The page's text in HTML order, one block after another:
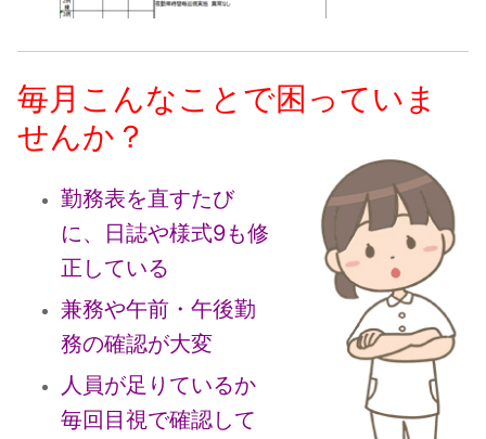
毎月こんなことで困っていま
せんか？
勤務表を直すたび
に、日誌や様式9も修
正している
兼務や午前・午後勤
務の確認が大変
人員が足りているか
毎回目視で確認して